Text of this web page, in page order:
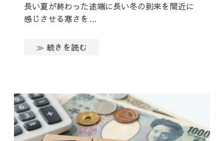
長い夏が終わった途端に長い冬の到来を間近に
感じさせる寒さを…
≫ 続きを読む